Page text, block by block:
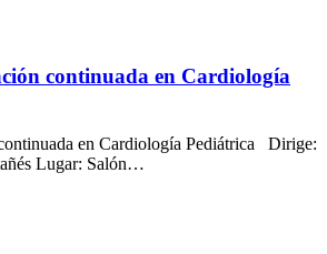
continuada en Cardiología
en Cardiología Pediátrica Dirige:
Lugar: Salón…